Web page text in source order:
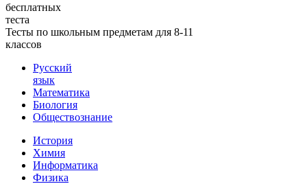
бесплатных
теста
Тесты по школьным предметам для 8-11
классов
Русский
язык
Математика
Биология
Обществознание
История
Химия
Информатика
Физика